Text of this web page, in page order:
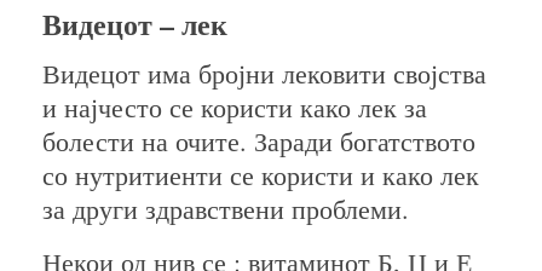
Видецот – лек
Видецот има бројни лековити својства
и најчесто се користи како лек за
болести на очите. Заради богатството
со нутритиенти се користи и како лек
за други здравствени проблеми.
Некои од нив се : витаминот Б, Ц и Е